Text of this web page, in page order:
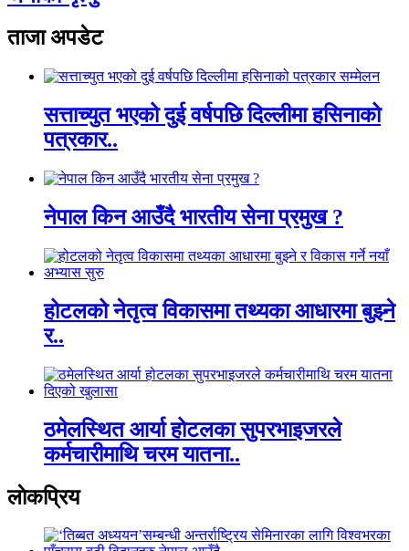
ताजा अपडेट
सत्ताच्युत भएको दुई वर्षपछि दिल्लीमा हसिनाको
पत्रकार..
नेपाल किन आउँदै भारतीय सेना प्रमुख ?
होटलको नेतृत्व विकासमा तथ्यका आधारमा बुझ्ने
र..
ठमेलस्थित आर्या होटलका सुपरभाइजरले
कर्मचारीमाथि चरम यातना..
लाेकप्रिय